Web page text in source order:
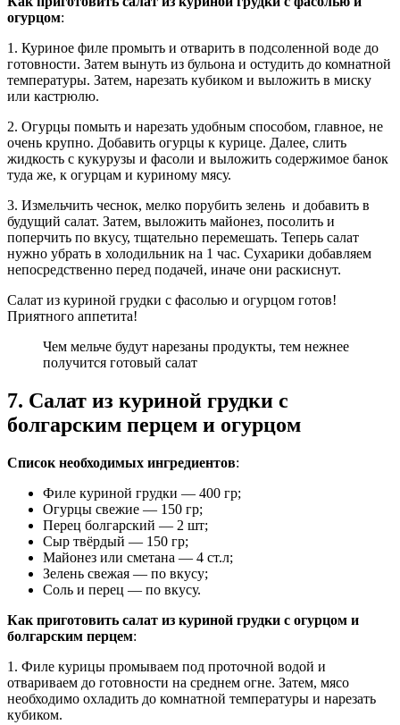
огурцом:
1. Куриное филе промыть и отварить в подсоленной воде до
готовности. Затем вынуть из бульона и остудить до комнатной
температуры. Затем, нарезать кубиком и выложить в миску
или кастрюлю.
2. Огурцы помыть и нарезать удобным способом, главное, не
очень крупно. Добавить огурцы к курице. Далее, слить
жидкость с кукурузы и фасоли и выложить содержимое банок
туда же, к огурцам и куриному мясу.
3. Измельчить чеснок, мелко порубить зелень и добавить в
будущий салат. Затем, выложить майонез, посолить и
поперчить по вкусу, тщательно перемешать. Теперь салат
нужно убрать в холодильник на 1 час. Сухарики добавляем
непосредственно перед подачей, иначе они раскиснут.
Салат из куриной грудки с фасолью и огурцом готов!
Приятного аппетита!
Чем мельче будут нарезаны продукты, тем нежнее
получится готовый салат
7. Салат из куриной грудки с
болгарским перцем и огурцом
Список необходимых ингредиентов:
Филе куриной грудки — 400 гр;
Огурцы свежие — 150 гр;
Перец болгарский — 2 шт;
Сыр твёрдый — 150 гр;
Майонез или сметана — 4 ст.л;
Зелень свежая — по вкусу;
Соль и перец — по вкусу.
Как приготовить салат из куриной грудки с огурцом и
болгарским перцем:
1. Филе курицы промываем под проточной водой и
отвариваем до готовности на среднем огне. Затем, мясо
необходимо охладить до комнатной температуры и нарезать
кубиком.